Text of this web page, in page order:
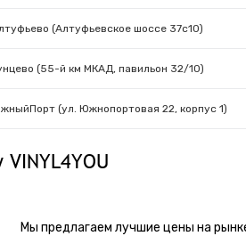
(Алтуфьевское шоссе 37с10)
(55-й км МКАД, павильон 32/10)
(ул. Южнопортовая 22, корпус 1)
Мы предлагаем лучшие цены на